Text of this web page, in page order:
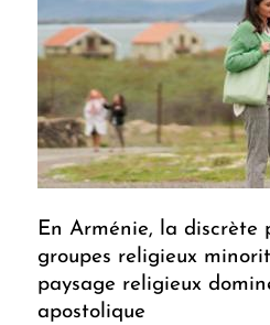
En Arménie, la discrète
groupes religieux
paysage religieux
apostolique